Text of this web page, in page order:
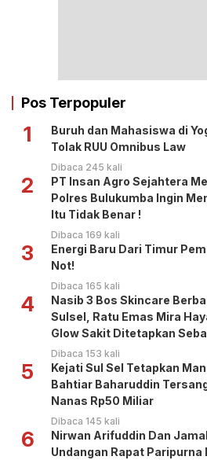
Pos Terpopuler
1
Buruh dan Mahasiswa di
Tolak RUU Omnibus Law
Dibaca 245 kali
2
PT Insan Agro Sejahtera
Polres Bulukumba Ingin
Itu Tidak Benar !
Dibaca 169 kali
3
Energi Baru Dari Timur
Not!
Dibaca 165 kali
4
Nasib 3 Bos Skincare
Sulsel, Ratu Emas Mira
Glow Sakit Ditetapkan
Dibaca 153 kali
5
Kejati Sul Sel Tetapkan
Bahtiar Baharuddin
Nanas Rp50 Miliar
Dibaca 145 kali
6
Nirwan Arifuddin Dan
Undangan Rapat Paripurna